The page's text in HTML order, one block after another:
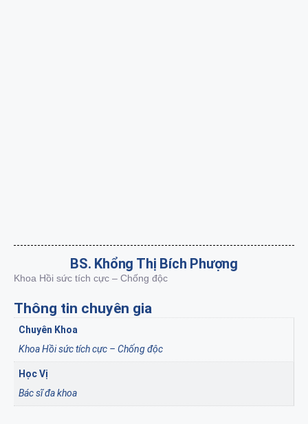
BS. Khổng Thị Bích Phượng
Khoa Hồi sức tích cực – Chống độc
Thông tin chuyên gia
Chuyên Khoa
Khoa Hồi sức tích cực – Chống độc
Học Vị
Bác sĩ đa khoa